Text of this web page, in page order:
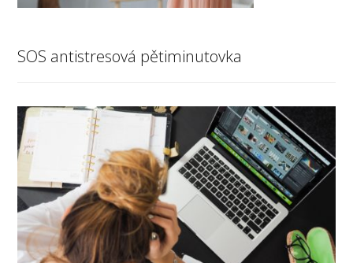
SOS antistresová pětiminutovka